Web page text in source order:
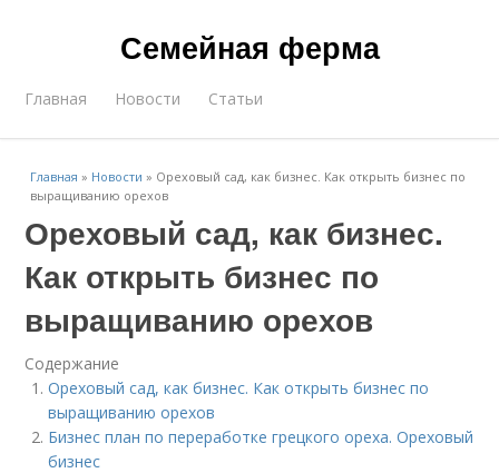
Семейная ферма
Главная Новости Статьи
Главная » Новости » Ореховый сад, как бизнес. Как открыть бизнес по
выращиванию орехов
Ореховый сад, как бизнес.
Как открыть бизнес по
выращиванию орехов
Содержание
Ореховый сад, как бизнес. Как открыть бизнес по
выращиванию орехов
Бизнес план по переработке грецкого ореха. Ореховый
бизнес